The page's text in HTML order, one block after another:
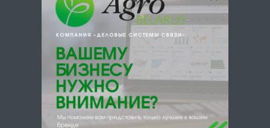
Керамический дозатор с размерами 1,2
– 1,5.
СелАгро ООО
Цена по запросу